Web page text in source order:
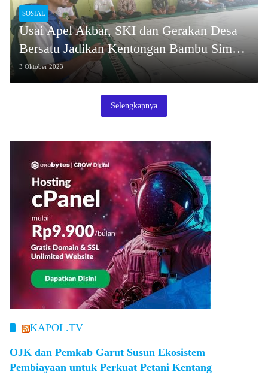
SOSIAL
Usai Apel Akbar, SKI dan Gerakan Desa
Bersatu Jadikan Kentongan Bambu Simbol
Perubahan di Desa
3 Oktober 2023
Selengkapnya
KAPOL.TV
OJK dan Pemkab Garut Susun Ekosistem
Pembiayaan untuk Perkuat Petani Kentang